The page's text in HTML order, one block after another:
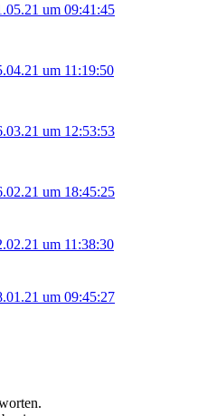
um 09:41:45
um 11:19:50
um 12:53:53
um 18:45:25
um 11:38:30
um 09:45:27